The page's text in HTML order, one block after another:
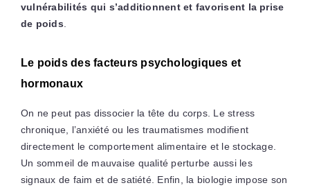
vulnérabilités qui s’additionnent et favorisent la prise
de poids
Le poids des facteurs psychologiques et
hormonaux
On ne peut pas dissocier la tête du corps. Le stress
chronique, l’anxiété ou les traumatismes modifient
directement le comportement alimentaire et le stockage.
Un sommeil de mauvaise qualité perturbe aussi les
signaux de faim et de satiété. Enfin, la biologie impose son